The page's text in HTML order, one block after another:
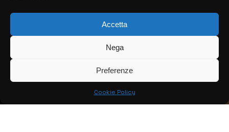
Accetta
Nega
Preferenze
Cookie Policy